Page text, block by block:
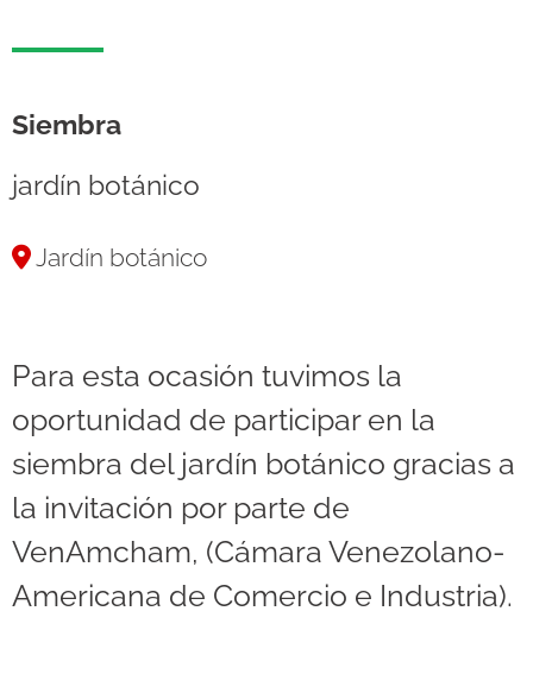
Siembra
jardín botánico
Jardín botánico
Para esta ocasión tuvimos la
oportunidad de participar en la
siembra del jardín botánico gracias a
la invitación por parte de
VenAmcham, (Cámara Venezolano-
Americana de Comercio e Industria).